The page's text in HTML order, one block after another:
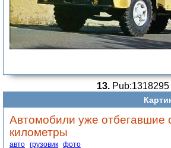
13. Pub:1318295
Автомобили уже отбегавшие
километры
авто грузовик фото